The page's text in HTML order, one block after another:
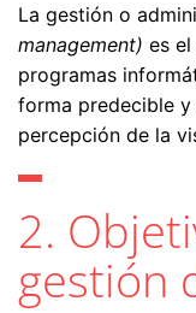
La gestión o
management) es
programas
forma predecible
percepción de la
2.
gestión